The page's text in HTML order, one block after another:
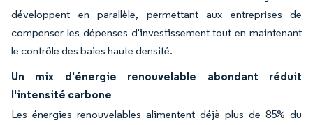
développent en parallèle, permettant aux entreprises de
compenser les dépenses d'investissement tout en maintenant
le contrôle des baies haute densité.
Un mix d'énergie renouvelable abondant réduit
l'intensité carbone
Les énergies renouvelables alimentent déjà plus de 85% du